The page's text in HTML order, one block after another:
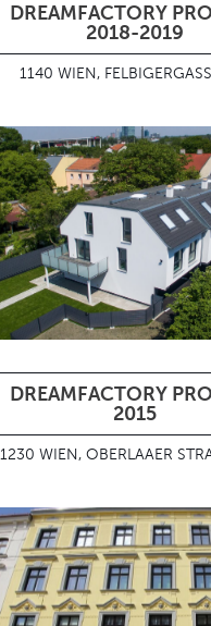
DREAMFACTORY
2018-2019
1140 WIEN,
DREAMFACTORY
2015
1230 WIEN, OBERLAAER